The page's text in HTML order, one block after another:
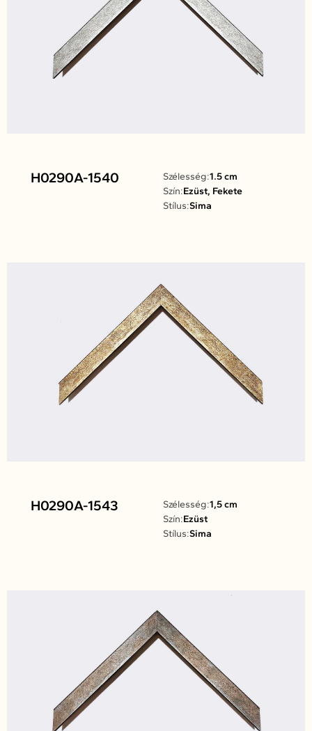
H0290A-1540 Szélesség:1.5 cm
Szín:Ezüst, Fekete
Stílus:Sima
H0290A-1543 Szélesség:1,5 cm
Szín:Ezüst
Stílus:Sima